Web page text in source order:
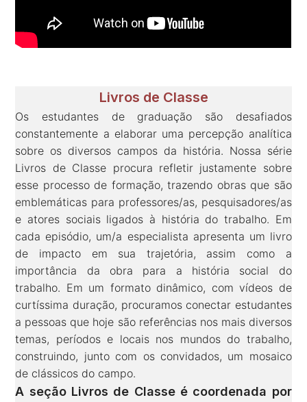
Livros de Classe
Os estudantes de graduação são desafiados
constantemente a elaborar uma percepção analítica
sobre os diversos campos da história. Nossa série
Livros de Classe procura refletir justamente sobre
esse processo de formação, trazendo obras que são
emblemáticas para professores/as, pesquisadores/as
e atores sociais ligados à história do trabalho. Em
cada episódio, um/a especialista apresenta um livro
de impacto em sua trajetória, assim como a
importância da obra para a história social do
trabalho. Em um formato dinâmico, com vídeos de
curtíssima duração, procuramos conectar estudantes
a pessoas que hoje são referências nos mais diversos
temas, períodos e locais nos mundos do trabalho,
construindo, junto com os convidados, um mosaico
de clássicos do campo.
A seção Livros de Classe é coordenada por